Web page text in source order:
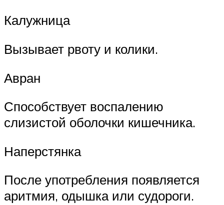
Калужница
Вызывает рвоту и колики.
Авран
Способствует воспалению
слизистой оболочки кишечника.
Наперстянка
После употребления появляется
аритмия, одышка или судороги.